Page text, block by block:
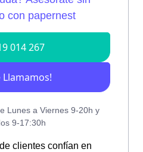
clientes confían en